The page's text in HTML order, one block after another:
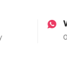
092 487 198